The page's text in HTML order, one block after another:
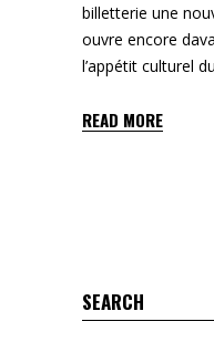
billetterie une
ouvre encore
l’appétit culturel
READ MORE
Search
for: